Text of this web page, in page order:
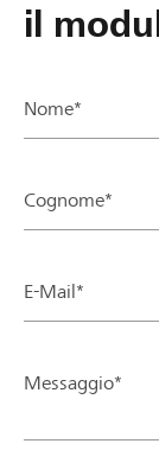
il
Nome*
Cognome*
E-Mail*
Messaggio*